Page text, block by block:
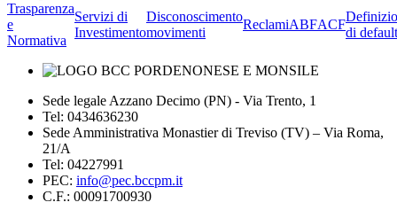
Trasparenza
e
Normativa
Servizi di
Investimento
Disconoscimento
movimenti
ReclamiABFACF
di default
Sede legale Azzano Decimo (PN) - Via Trento, 1
Tel: 0434636230
Sede Amministrativa Monastier di Treviso (TV) – Via Roma,
21/A
Tel: 04227991
PEC: info@pec.bccpm.it
C.F.: 00091700930